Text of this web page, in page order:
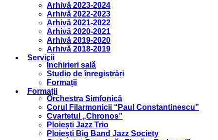
Arhivă 2023-2024
Arhivă 2022-2023
Arhivă 2021-2022
Arhivă 2020-2021
Arhivă 2019-2020
Arhivă 2018-2019
Servicii
Închirieri sală
Studio de înregistrări
Formații
Formații
Orchestra Simfonică
Corul Filarmonicii “Paul Constantinescu”
Cvartetul „Chronos”
Ploiești Jazz Trio
Ploiești Big Band Jazz Society